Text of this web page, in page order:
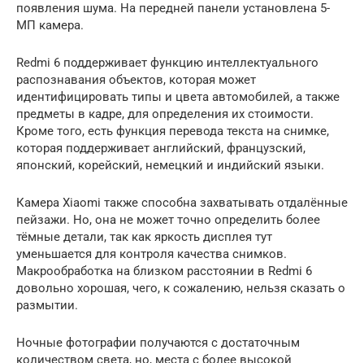
появления шума. На передней панели установлена 5-
МП камера.
Redmi 6 поддерживает функцию интеллектуального
распознавания объектов, которая может
идентифицировать типы и цвета автомобилей, а также
предметы в кадре, для определения их стоимости.
Кроме того, есть функция перевода текста на снимке,
которая поддерживает английский, французский,
японский, корейский, немецкий и индийский языки.
Камера Xiaomi также способна захватывать отдалённые
пейзажи. Но, она не может точно определить более
тёмные детали, так как яркость дисплея тут
уменьшается для контроля качества снимков.
Макрообработка на близком расстоянии в Redmi 6
довольно хорошая, чего, к сожалению, нельзя сказать о
размытии.
Ночные фотографии получаются с достаточным
количеством света, но, места с более высокой